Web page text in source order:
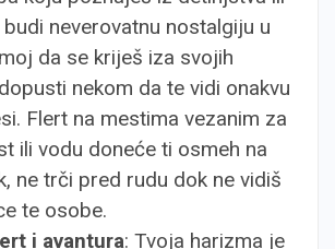
neverovatnu nostalgiju u
da se kriješ iza svojih
nekom da te vidi onakvu
Flert na mestima vezanim za
ili vodu doneće ti osmeh na
ne trči pred rudu dok ne vidiš
te osobe.
i avantura: Tvoja harizma je